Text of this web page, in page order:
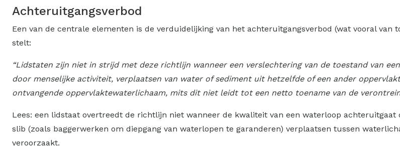
Achteruitgangsverbod
Een van de centrale elementen is de verduidelijking van het achteruitgangsverbod (wat vooral van
stelt:
“Lidstaten zijn niet in strijd met deze richtlijn wanneer een verslechtering van de toestand van
door menselijke activiteit, verplaatsen van water of sediment uit hetzelfde of een ander
ontvangende oppervlaktewaterlichaam, mits dit niet leidt tot een netto toename van de
Lees: een lidstaat overtreedt de richtlijn niet wanneer de kwaliteit van een waterloop
slib (zoals baggerwerken om diepgang van waterlopen te garanderen) verplaatsen tussen
veroorzaakt.